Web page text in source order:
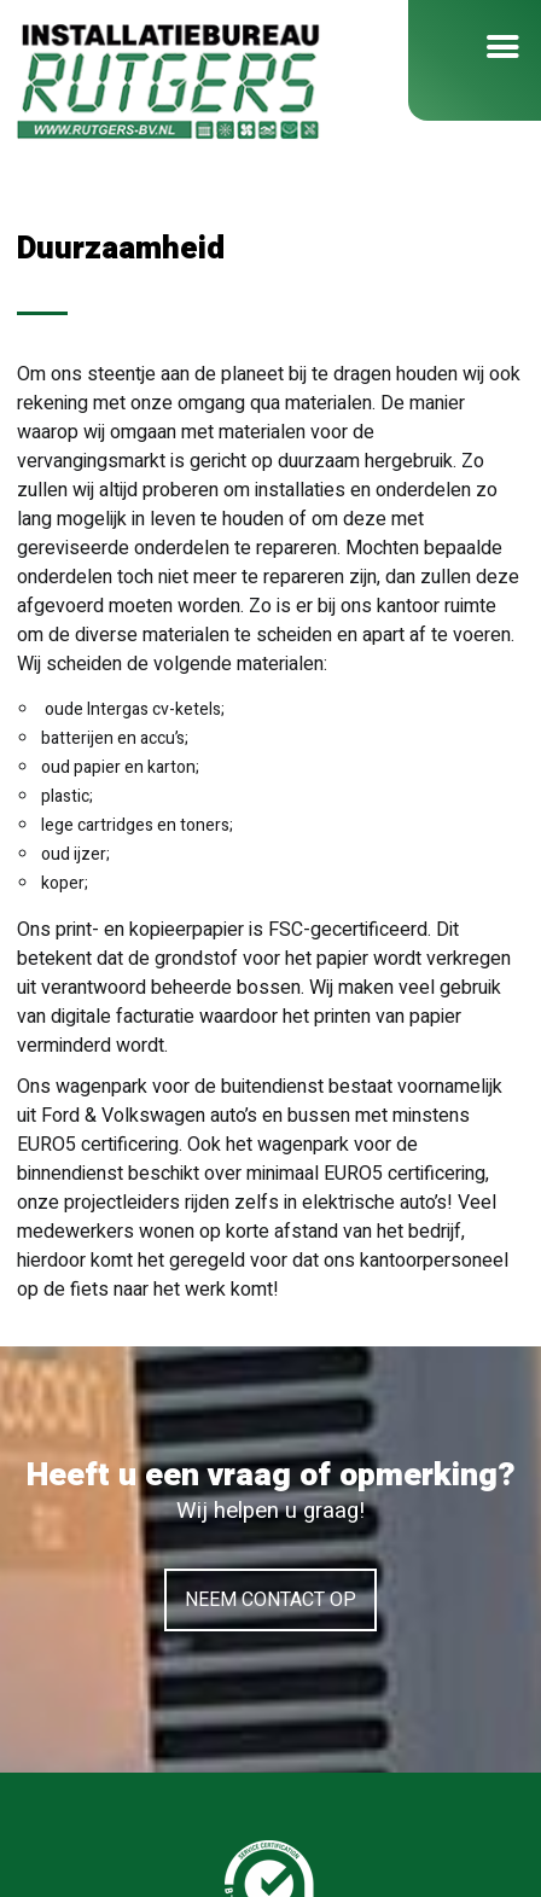
Duurzaamheid
Om ons steentje aan de planeet bij te dragen houden wij ook
rekening met onze omgang qua materialen. De manier
waarop wij omgaan met materialen voor de
vervangingsmarkt is gericht op duurzaam hergebruik. Zo
zullen wij altijd proberen om installaties en onderdelen zo
lang mogelijk in leven te houden of om deze met
gereviseerde onderdelen te repareren. Mochten bepaalde
onderdelen toch niet meer te repareren zijn, dan zullen deze
afgevoerd moeten worden. Zo is er bij ons kantoor ruimte
om de diverse materialen te scheiden en apart af te voeren.
Wij scheiden de volgende materialen:
oude Intergas cv-ketels;
batterijen en accu’s;
oud papier en karton;
plastic;
lege cartridges en toners;
oud ijzer;
koper;
Ons print- en kopieerpapier is FSC-gecertificeerd. Dit
betekent dat de grondstof voor het papier wordt verkregen
uit verantwoord beheerde bossen. Wij maken veel gebruik
van digitale facturatie waardoor het printen van papier
verminderd wordt.
Ons wagenpark voor de buitendienst bestaat voornamelijk
uit Ford & Volkswagen auto’s en bussen met minstens
EURO5 certificering. Ook het wagenpark voor de
binnendienst beschikt over minimaal EURO5 certificering,
onze projectleiders rijden zelfs in elektrische auto’s! Veel
medewerkers wonen op korte afstand van het bedrijf,
hierdoor komt het geregeld voor dat ons kantoorpersoneel
op de fiets naar het werk komt!
Heeft u een vraag of opmerking?
Wij helpen u graag!
NEEM CONTACT OP